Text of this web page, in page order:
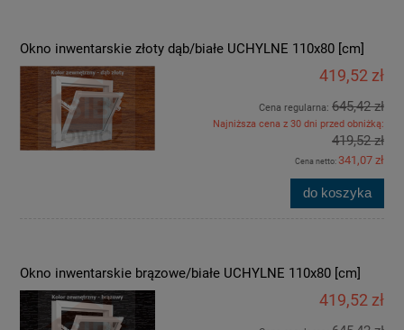
Okno inwentarskie złoty dąb/białe UCHYLNE 110x80 [cm]
419,52 zł
Cena regularna: 645,42 zł
Najniższa cena z 30 dni przed obniżką:
419,52 zł
Cena netto: 341,07 zł
do koszyka
Okno inwentarskie brązowe/białe UCHYLNE 110x80 [cm]
419,52 zł